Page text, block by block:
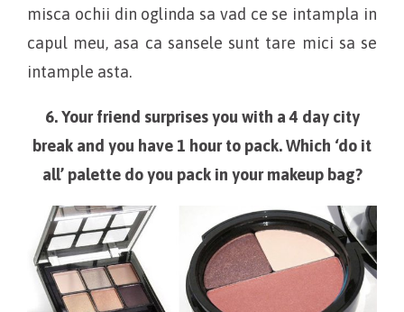
misca ochii din oglinda sa vad ce se intampla in
capul meu, asa ca sansele sunt tare mici sa se
intample asta.
6. Your friend surprises you with a 4 day city
break and you have 1 hour to pack. Which ‘do it
all’ palette do you pack in your makeup bag?